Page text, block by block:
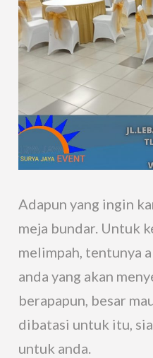
Adapun yang ingin
meja bundar. Untuk
melimpah, tentunya
anda yang akan
berapapun, besar
dibatasi untuk itu,
untuk anda.